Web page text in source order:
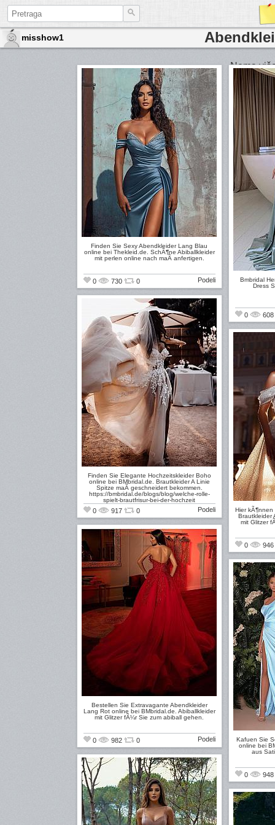
misshow1
Finden Sie Sexy Abendkleider Lang Blau
online bei Thekleid.de. SchÃ¶ne Abiballkleider
mit perlen online nach maÃ anfertigen.
0 730 0 Podeli
Bmbridal
Dress
0 608
Finden Sie Elegante Hochzeitskleider Boho
online bei BMbridal.de. Brautkleider A Linie
Spitze maÃ geschneidert bekommen.
https://bmbridal.de/blogs/blog/welche-rolle-
spielt-brautfrisur-bei-der-hochzeit
0 917 0 Podeli
Hier
Brautkleider
mit Glitzer
0 946
Bestellen Sie Extravagante Abendkleider
Lang Rot online bei BMbridal.de. Abiballkleider
mit Glitzer fÃ¼r Sie zum abiball gehen.
0 982 0 Podeli
Kafuen Sie
online bei
aus
0 948
Nema